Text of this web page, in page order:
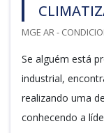
MGE AR -
Se alguém está
industrial,
realizando uma
conhecendo a